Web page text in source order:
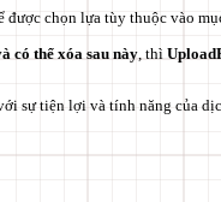
được chọn lựa tùy thuộc vào
có thể xóa sau này , thì
sự tiện lợi và tính năng của